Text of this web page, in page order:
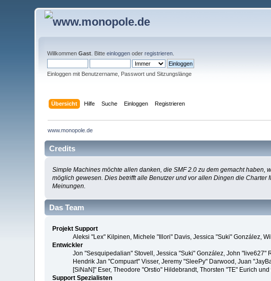
WillkommenGast . Bitteeinloggen oderregistrieren
Einloggen mit Benutzername, Passwort und Sitzungslänge
Übersicht Hilfe Suche Einloggen Registrieren
www.monopole.de
Credits
Simple Machines möchte allen danken, die SMF 2.0 zu dem gemacht
möglich gewesen. Dies betrifft alle Benutzer und vor allen Dingen die
Meinungen.
Das Team
Projekt Support
Aleksi "Lex" Kilpinen, Michele "Illori" Davis, Jessica "Suki" González,
Entwickler
Jon "Sesquipedalian" Stovell, Jessica "Suki" González, John "live627"
Hendrik Jan "Compuart" Visser, Jeremy "SleePy" Darwood, Juan
[SiNaN]" Eser, Theodore "Orstio" Hildebrandt, Thorsten "TE" Eurich
Support Spezialisten